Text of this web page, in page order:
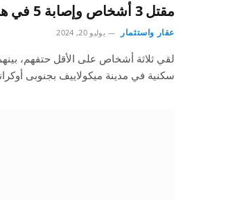
مقتل 3 أشخاص وإصابة 5 في هجوم روسي على مدينة أوكرانية
عقار واستثمار يوليو 20, 2024
لقي ثلاثة أشخاص على الأقل حتفهم،
سكنية في مدينة ميكولاييف بجنوبى